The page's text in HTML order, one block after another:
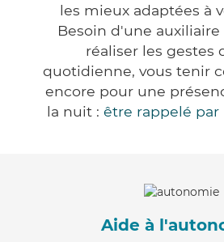
les mieux adaptées à
Besoin d'une
réaliser les gestes
quotidienne, vous tenir
encore pour une
la nuit : être rappelé
Aide à